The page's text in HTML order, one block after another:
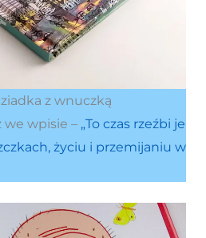
z wnuczką
we wpisie – „To czas rzeźbi je
życiu i przemijaniu w